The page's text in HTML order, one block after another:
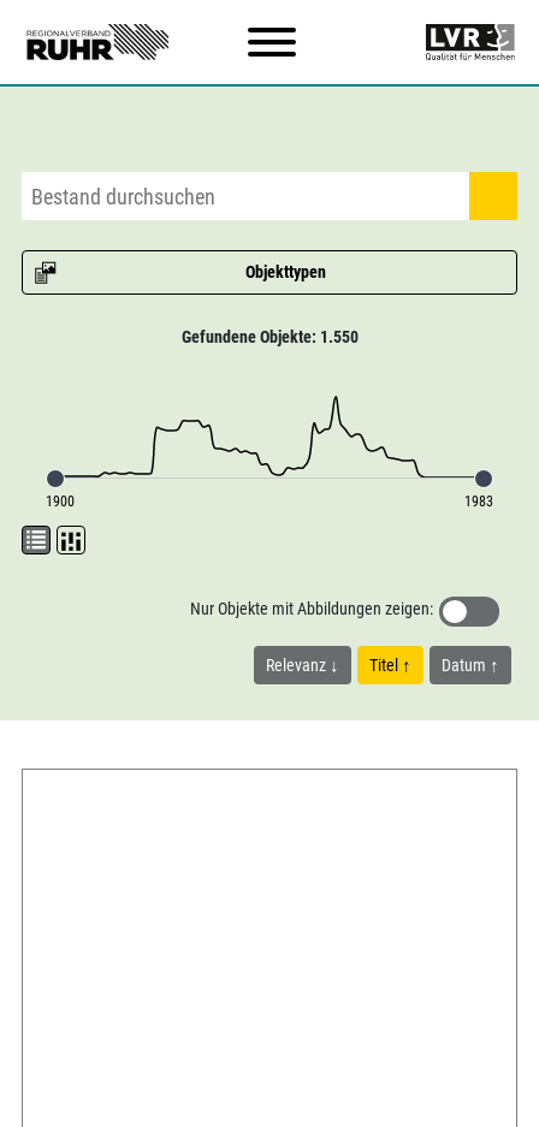
Objekttypen
Gefundene Objekte: 1.550
1900 1983
Relevanz Titel Datum
Nur Objekte mit Abbildungen zeigen: